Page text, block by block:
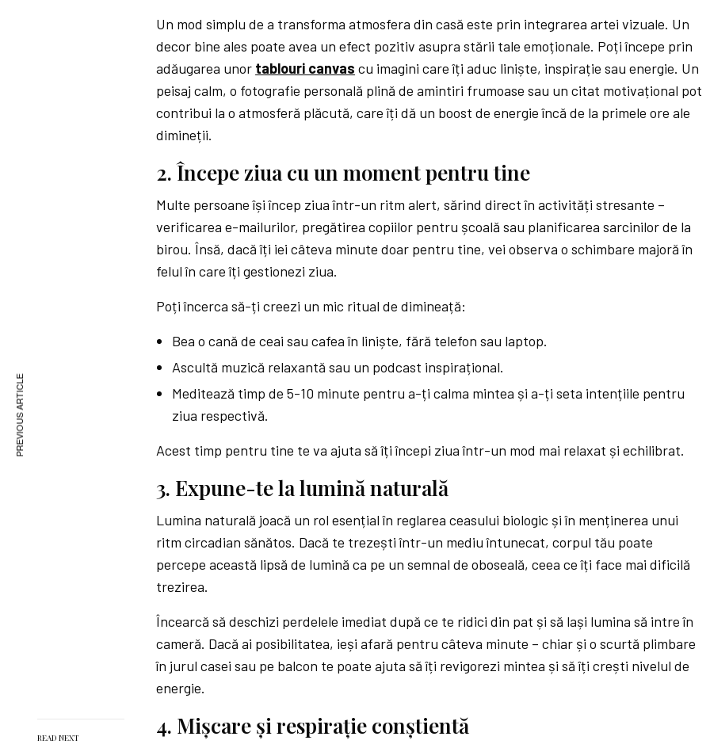
READ NEXT
Un mod simplu de a transforma atmosfera din casă este prin integrarea artei vizuale. Un
decor bine ales poate avea un efect pozitiv asupra stării tale emoționale. Poți începe prin
adăugarea unor tablouri canvas cu imagini care îți aduc liniște, inspirație sau energie. Un
peisaj calm, o fotografie personală plină de amintiri frumoase sau un citat motivațional pot
contribui la o atmosferă plăcută, care îți dă un boost de energie încă de la primele ore ale
dimineții.
2. Începe ziua cu un moment pentru tine
Multe persoane își încep ziua într-un ritm alert, sărind direct în activități stresante –
verificarea e-mailurilor, pregătirea copiilor pentru școală sau planificarea sarcinilor de la
birou. Însă, dacă îți iei câteva minute doar pentru tine, vei observa o schimbare majoră în
felul în care îți gestionezi ziua.
Poți încerca să-ți creezi un mic ritual de dimineață:
Bea o cană de ceai sau cafea în liniște, fără telefon sau laptop.
Ascultă muzică relaxantă sau un podcast inspirațional.
Meditează timp de 5-10 minute pentru a-ți calma mintea și a-ți seta intențiile pentru
ziua respectivă.
Acest timp pentru tine te va ajuta să îți începi ziua într-un mod mai relaxat și echilibrat.
3. Expune-te la lumină naturală
Lumina naturală joacă un rol esențial în reglarea ceasului biologic și în menținerea unui
ritm circadian sănătos. Dacă te trezești într-un mediu întunecat, corpul tău poate
percepe această lipsă de lumină ca pe un semnal de oboseală, ceea ce îți face mai dificilă
trezirea.
Încearcă să deschizi perdelele imediat după ce te ridici din pat și să lași lumina să intre în
cameră. Dacă ai posibilitatea, ieși afară pentru câteva minute – chiar și o scurtă plimbare
în jurul casei sau pe balcon te poate ajuta să îți revigorezi mintea și să îți crești nivelul de
energie.
4. Mișcare și respirație conștientă
PREVIOUS ARTICLE